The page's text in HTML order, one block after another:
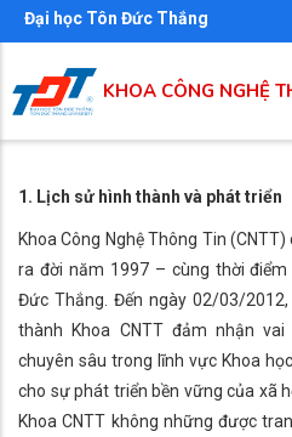
Nhảy
đến
dung
Đại học Tôn Đức Thắng
KHOA CÔNG NGHỆ
1. Lịch sử hình thành và phát triển
Khoa Công Nghệ Thông Tin
ra đời năm 1997 – cùng thời
Đức Thắng. Đến ngày 02/03/
thành Khoa CNTT đảm nhận
chuyên sâu trong lĩnh vực Khoa
cho sự phát triển bền vững của xã
Khoa CNTT không những được